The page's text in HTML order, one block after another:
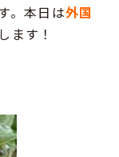
。本日は外国
ます！